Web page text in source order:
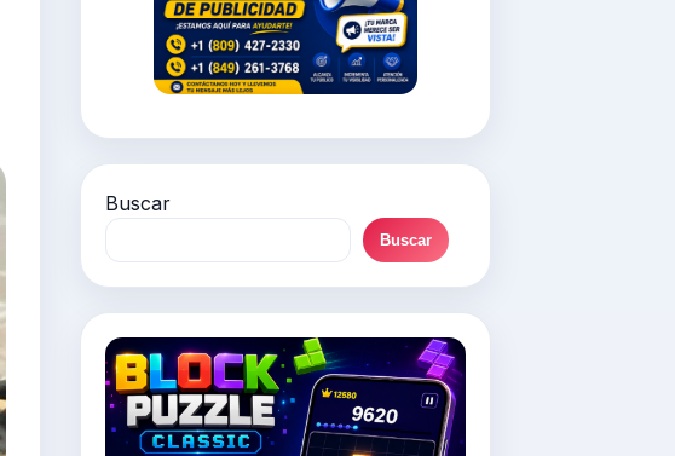
Buscar
Buscar